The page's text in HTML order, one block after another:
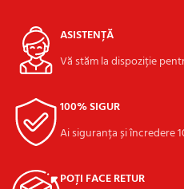
ASISTENȚĂ
Vă stăm la dispoziție
100% SIGUR
Ai siguranța și încredere
POȚI FACE RETUR